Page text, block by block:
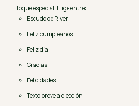
toque especial. Elige entre:
Escudo de River
Feliz cumpleaños
Feliz día
Gracias
Felicidades
Texto breve a elección